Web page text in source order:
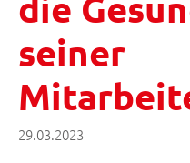
seiner
29.03.2023